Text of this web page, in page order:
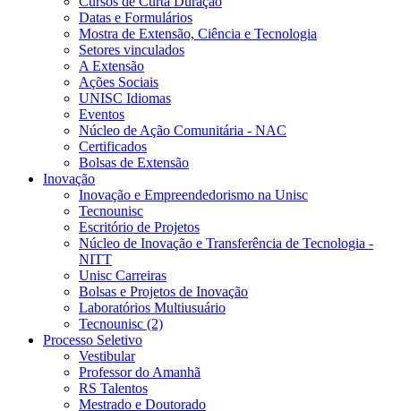
Datas e Formulários
Mostra de Extensão, Ciência e Tecnologia
Setores vinculados
A Extensão
Ações Sociais
UNISC Idiomas
Eventos
Núcleo de Ação Comunitária - NAC
Certificados
Bolsas de Extensão
Inovação
Inovação e Empreendedorismo na Unisc
Tecnounisc
Escritório de Projetos
Núcleo de Inovação e Transferência de Tecnologia -
NITT
Unisc Carreiras
Bolsas e Projetos de Inovação
Laboratórios Multiusuário
Tecnounisc (2)
Processo Seletivo
Vestibular
Professor do Amanhã
RS Talentos
Mestrado e Doutorado